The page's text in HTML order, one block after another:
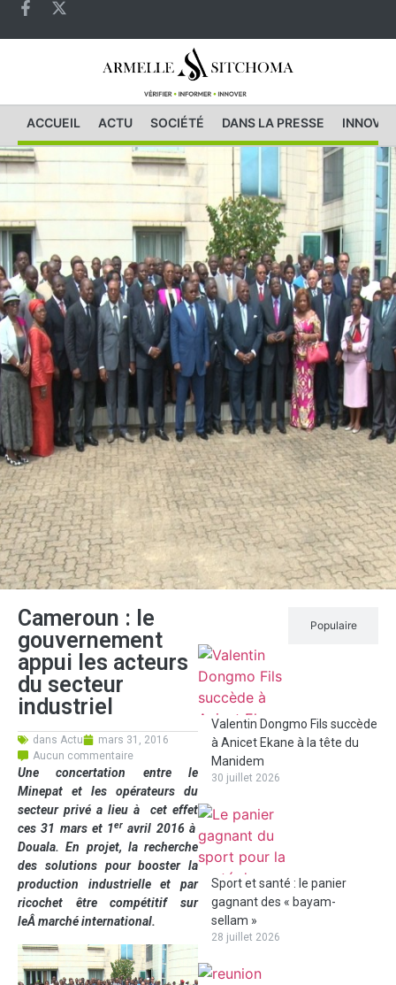
ACCUEIL ACTU SOCIÉTÉ DANS LA PRESSE
Cameroun : le
gouvernement
appui les acteurs
du secteur
industriel
dans Actu
mars 31, 2016
Aucun commentaire
Une concertation entre le
Minepat et les opérateurs du
secteur privé a lieu à cet effet
ces 31 mars et 1er avril 2016 à
Douala. En projet, la recherche
des solutions pour booster la
production industrielle et par
ricochet être compétitif sur
leÂ marché international.
Populaire
Valentin Dongmo Fils succède
à Anicet Ekane à la tête du
Manidem
30 juillet 2026
Sport et santé : le panier
gagnant des « bayam-
sellam »
28 juillet 2026